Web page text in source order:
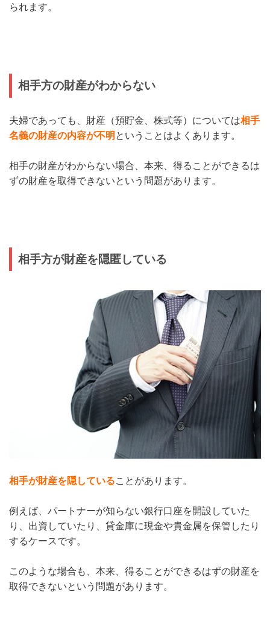
られます。
相手方の財産がわからない
夫婦であっても、財産（預貯金、株式等）については相手
名義の財産の内容が不明 ということはよくあります。
相手の財産がわからない場合、本来、得ることができるは
ずの財産を取得できないという問題があります。
相手方が財産を隠匿している
相手が財産を隠していることがあります。
例えば、パートナーが知らない銀行口座を開設していた
り、出資していたり、貸金庫に現金や貴金属を保管したり
するケースです。
このような場合も、本来、得ることができるはずの財産を
取得できないという問題があります。